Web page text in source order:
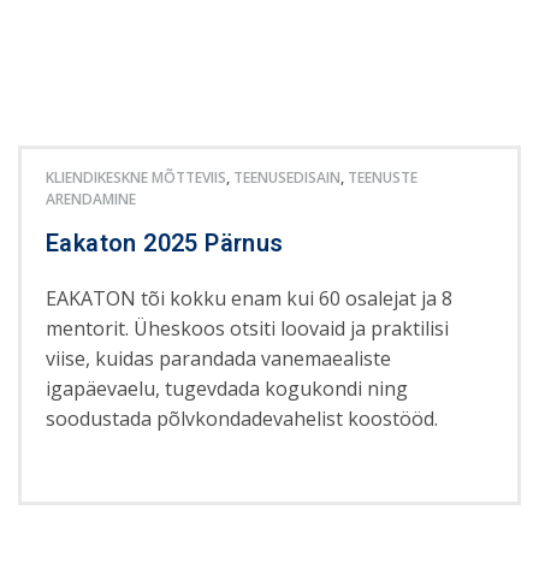
KLIENDIKESKNE MÕTTEVIIS, TEENUSEDISAIN, TEENUSTE
ARENDAMINE
Eakaton 2025 Pärnus
EAKATON tõi kokku enam kui 60 osalejat ja 8
mentorit. Üheskoos otsiti loovaid ja praktilisi
viise, kuidas parandada vanemaealiste
igapäevaelu, tugevdada kogukondi ning
soodustada põlvkondadevahelist koostööd.